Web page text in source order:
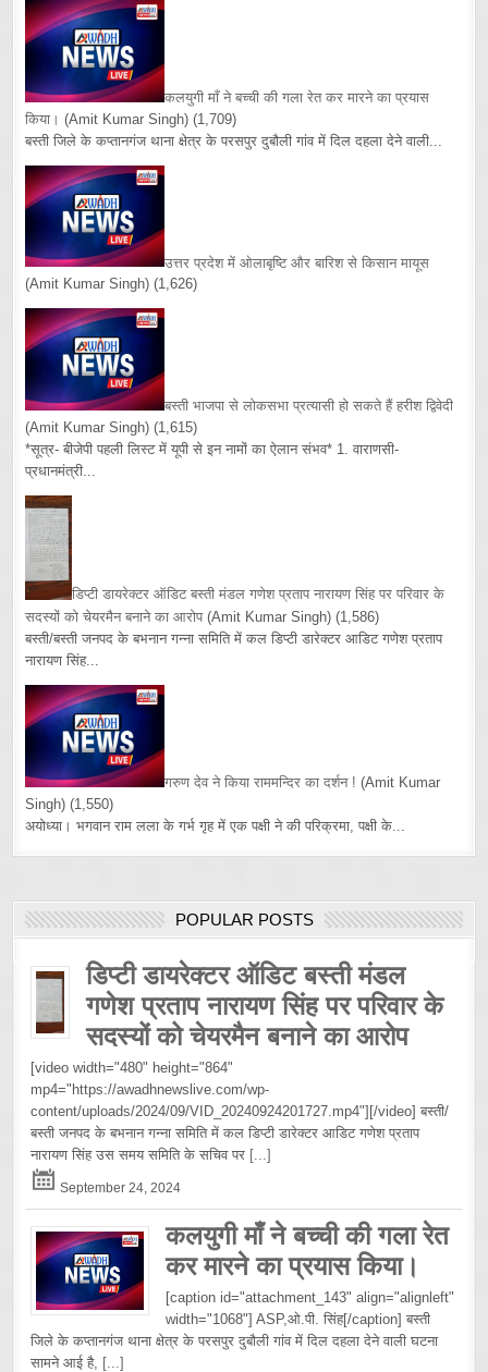
कलयुगी माँ ने बच्ची की गला रेत कर मारने का प्रयास
किया। (Amit Kumar Singh) (1,709)
बस्ती जिले के कप्तानगंज थाना क्षेत्र के परसपुर दुबौली गांव में दिल दहला देने वाली...
उत्तर प्रदेश में ओलाबृष्टि और बारिश से किसान मायूस
(Amit Kumar Singh) (1,626)
बस्ती भाजपा से लोकसभा प्रत्यासी हो सकते हैं हरीश द्विवेदी
(Amit Kumar Singh) (1,615)
*सूत्र- बीजेपी पहली लिस्ट में यूपी से इन नामों का ऐलान संभव* 1. वाराणसी-
प्रधानमंत्री...
डिप्टी डायरेक्टर ऑडिट बस्ती मंडल गणेश प्रताप नारायण सिंह पर परिवार के
सदस्यों को चेयरमैन बनाने का आरोप (Amit Kumar Singh) (1,586)
बस्ती/बस्ती जनपद के बभनान गन्ना समिति में कल डिप्टी डारेक्टर आडिट गणेश प्रताप
नारायण सिंह...
गरुण देव ने किया राममन्दिर का दर्शन ! (Amit Kumar
Singh) (1,550)
अयोध्या। भगवान राम लला के गर्भ गृह में एक पक्षी ने की परिक्रमा, पक्षी के...
POPULAR POSTS
डिप्टी डायरेक्टर ऑडिट बस्ती मंडल
गणेश प्रताप नारायण सिंह पर परिवार के
सदस्यों को चेयरमैन बनाने का आरोप
[video width="480" height="864"
mp4="https://awadhnewslive.com/wp-
content/uploads/2024/09/VID_20240924201727.mp4"][/video] बस्ती/
बस्ती जनपद के बभनान गन्ना समिति में कल डिप्टी डारेक्टर आडिट गणेश प्रताप
नारायण सिंह उस समय समिति के सचिव पर [...]
September 24, 2024
कलयुगी माँ ने बच्ची की गला रेत
कर मारने का प्रयास किया।
[caption id="attachment_143" align="alignleft"
width="1068"] ASP,ओ.पी. सिंह[/caption] बस्ती
जिले के कप्तानगंज थाना क्षेत्र के परसपुर दुबौली गांव में दिल दहला देने वाली घटना
सामने आई है, [...]